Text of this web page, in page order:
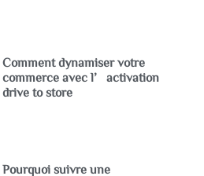
Comment dynamiser votre
commerce avec l’activation
drive to store
Pourquoi suivre une